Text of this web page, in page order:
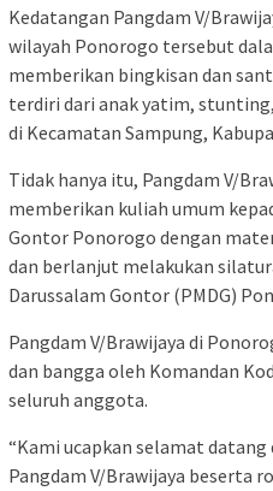
Kedatangan Pangdam V/
wilayah Ponorogo tersebut
memberikan bingkisan dan
terdiri dari anak yatim,
di Kecamatan Sampung,
Tidak hanya itu, Pangdam V/
memberikan kuliah umum
Gontor Ponorogo dengan
dan berlanjut melakukan
Darussalam Gontor (PMDG)
Pangdam V/Brawijaya di
dan bangga oleh Komandan
seluruh anggota.
“Kami ucapkan selamat
Pangdam V/Brawijaya beserta